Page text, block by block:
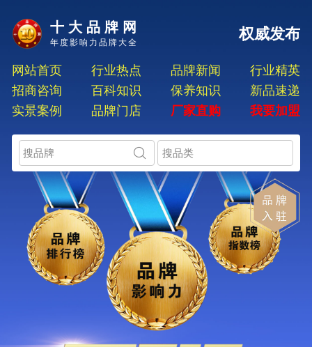
十大品牌网
年度影响力品牌大全
权威发布
网站首页 行业热点 品牌新闻
行业精英
招商咨询
百科知识 保养知识
新品速递
实景案例
品牌门店 厂家直购 我要加盟